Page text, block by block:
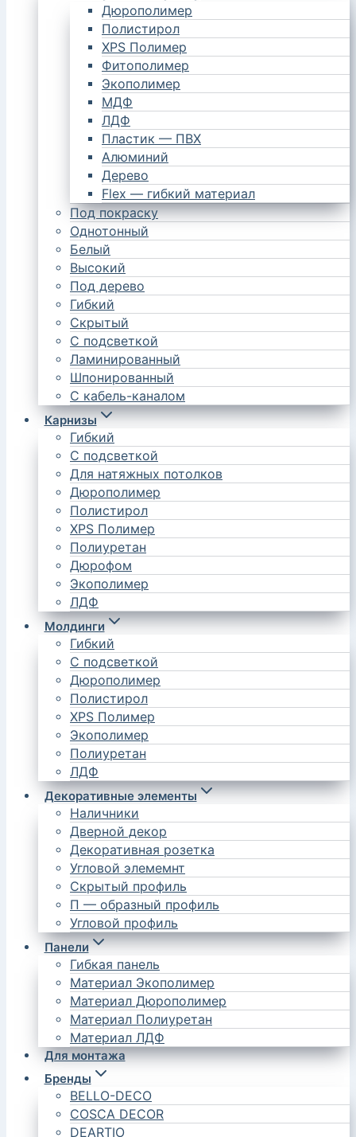
Дюрополимер
Полистирол
XPS Полимер
Фитополимер
Экополимер
МДФ
ЛДФ
Пластик — ПВХ
Алюминий
Дерево
Flex — гибкий материал
Под покраску
Однотонный
Белый
Высокий
Под дерево
Гибкий
Скрытый
С подсветкой
Ламинированный
Шпонированный
С кабель-каналом
Карнизы
Гибкий
С подсветкой
Для натяжных потолков
Дюрополимер
Полистирол
XPS Полимер
Полиуретан
Дюрофом
Экополимер
ЛДФ
Молдинги
Гибкий
С подсветкой
Дюрополимер
Полистирол
XPS Полимер
Экополимер
Полиуретан
ЛДФ
Декоративные элементы
Наличники
Дверной декор
Декоративная розетка
Угловой элемемнт
Скрытый профиль
П — образный профиль
Угловой профиль
Панели
Гибкая панель
Материал Экополимер
Материал Дюрополимер
Материал Полиуретан
Материал ЛДФ
Для монтажа
Бренды
BELLO-DECO
COSCA DECOR
DEARTIO